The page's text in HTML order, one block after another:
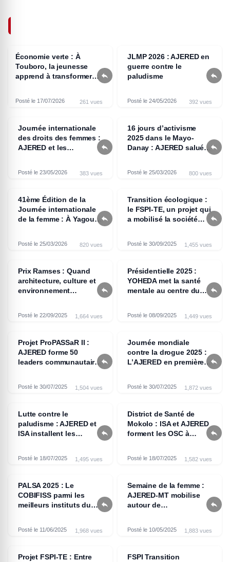
Économie verte : À
Touboro, la jeunesse
apprend à transformer
Posté le 17/07/2026 261 vues

JLMP 2026 : AJERED en
guerre contre le
paludisme
Posté le 24/05/2026 392 vues

Journée internationale
des droits des femmes :
AJERED et les
contre le paludisme à
Posté le 23/05/2026 383 vues

16 jours d’activisme
2025 dans le Mayo-
Danay : AJERED saluée
d’envergure contre les
Posté le 25/03/2026 800 vues

41ème Édition de la
Journée internationale
de la femme : À Yagoua,
sensibilisent sur les
genre
Posté le 25/03/2026 820 vues

Transition écologique :
le FSPI-TE, un projet qui
a mobilisé la société
Posté le 30/09/2025 1,455 vues

Prix Ramses : Quand
architecture, culture et
environnement
Posté le 22/09/2025 1,664 vues

Présidentielle 2025 :
YOHEDA met la santé
mentale au centre du
Posté le 08/09/2025 1,449 vues

Projet ProPASSaR II :
AJERED forme 50
leaders communautaires
Posté le 30/07/2025 1,504 vues

Journée mondiale
contre la drogue 2025 :
L’AJERED en première
Posté le 30/07/2025 1,872 vues

Lutte contre le
paludisme : AJERED et
ISA installent les
Posté le 18/07/2025 1,495 vues

District de Santé de
Mokolo : ISA et AJERED
forment les OSC à
Posté le 18/07/2025 1,582 vues

PALSA 2025 : Le
COBIFISS parmi les
meilleurs instituts du
Posté le 11/06/2025 1,968 vues

Semaine de la femme :
AJERED-MT mobilise
autour de
contre le paludisme
Posté le 10/05/2025 1,883 vues

Projet FSPI-TE : Entre
FSPI Transition